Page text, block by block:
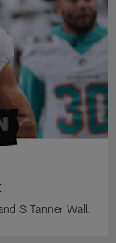
S Tanner Wall.